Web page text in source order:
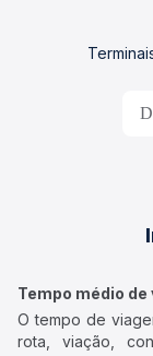
Tempo médio de
O tempo de
rota, viação,